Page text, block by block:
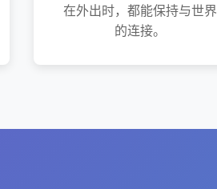
在外出时，都能保持与世界
的连接。